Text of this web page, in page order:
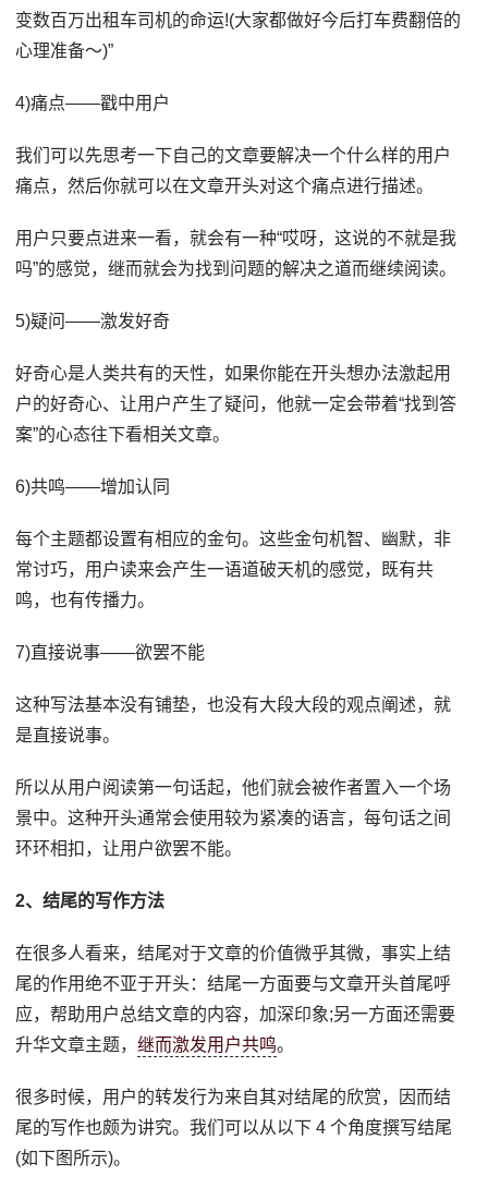
变数百万出租车司机的命运!(大家都做好今后打车费翻倍的
心理准备～)”
4)痛点——戳中用户
我们可以先思考一下自己的文章要解决一个什么样的用户
痛点，然后你就可以在文章开头对这个痛点进行描述。
用户只要点进来一看，就会有一种“哎呀，这说的不就是我
吗”的感觉，继而就会为找到问题的解决之道而继续阅读。
5)疑问——激发好奇
好奇心是人类共有的天性，如果你能在开头想办法激起用
户的好奇心、让用户产生了疑问，他就一定会带着“找到答
案”的心态往下看相关文章。
6)共鸣——增加认同
每个主题都设置有相应的金句。这些金句机智、幽默，非
常讨巧，用户读来会产生一语道破天机的感觉，既有共
鸣，也有传播力。
7)直接说事——欲罢不能
这种写法基本没有铺垫，也没有大段大段的观点阐述，就
是直接说事。
所以从用户阅读第一句话起，他们就会被作者置入一个场
景中。这种开头通常会使用较为紧凑的语言，每句话之间
环环相扣，让用户欲罢不能。
2、结尾的写作方法
在很多人看来，结尾对于文章的价值微乎其微，事实上结
尾的作用绝不亚于开头：结尾一方面要与文章开头首尾呼
应，帮助用户总结文章的内容，加深印象;另一方面还需要
升华文章主题，继而激发用户共鸣。
很多时候，用户的转发行为来自其对结尾的欣赏，因而结
尾的写作也颇为讲究。我们可以从以下 4 个角度撰写结尾
(如下图所示)。